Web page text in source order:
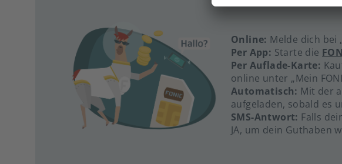
Online: Melde dich bei
Per App: Starte die
Per Auflade-Karte:
online unter „Mein
Automatisch: Mit der
aufgeladen, sobald es
SMS-Antwort: Falls
JA, um dein Guthaben